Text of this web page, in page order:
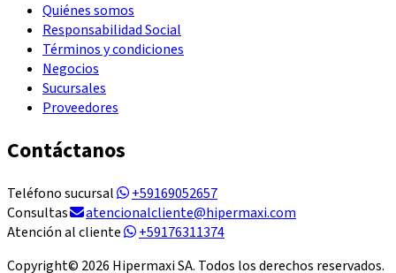
Quiénes somos
Responsabilidad Social
Términos y condiciones
Negocios
Sucursales
Proveedores
Contáctanos
Teléfono sucursal
+59169052657
Consultas
atencionalcliente@hipermaxi.com
Atención al cliente
+59176311374
Copyright© 2026 Hipermaxi SA. Todos los derechos reservados.